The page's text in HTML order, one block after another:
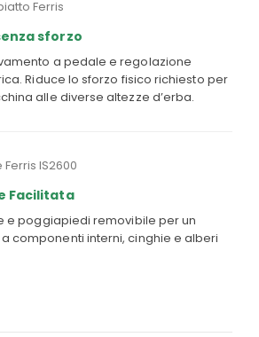
sforzo
a pedale e regolazione
Riduce lo sforzo fisico richiesto per
alle diverse altezze d’erba.
Facilitata
e poggiapiedi removibile per un
componenti interni, cinghie e alberi